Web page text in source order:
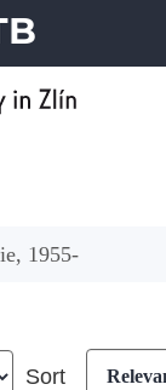
1955-
Sort